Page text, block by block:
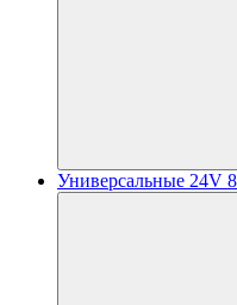
Универсальные 24V